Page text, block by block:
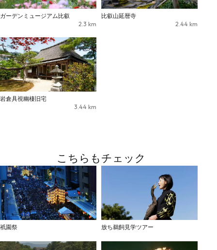
ガーデンミュージアム比叡
2.3 km
比叡山延暦寺
2.44 km
岩倉具視幽棲旧宅
3.44 km
こちらもチェック
祇園祭 放ち鵜飼見学ツアー